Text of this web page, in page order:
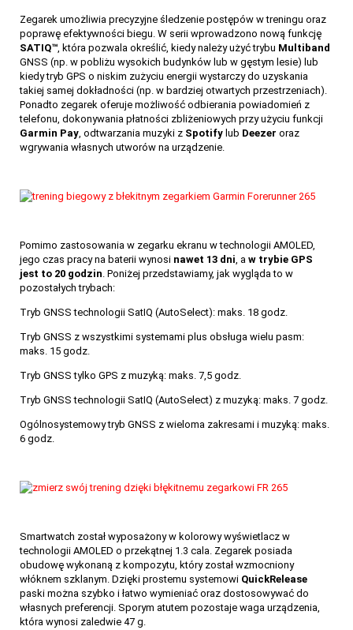
Zegarek umożliwia precyzyjne śledzenie postępów w treningu oraz
poprawę efektywności biegu. W serii wprowadzono nową funkcję
SATIQ™ , która pozwala określić, kiedy należy użyć trybu Multiband
GNSS (np. w pobliżu wysokich budynków lub w gęstym lesie) lub
kiedy tryb GPS o niskim zużyciu energii wystarczy do uzyskania
takiej samej dokładności (np. w bardziej otwartych przestrzeniach).
Ponadto zegarek oferuje możliwość odbierania powiadomień z
telefonu, dokonywania płatności zbliżeniowych przy użyciu funkcji
Garmin Pay , odtwarzania muzyki z Spotify lub Deezer oraz
wgrywania własnych utworów na urządzenie.
Pomimo zastosowania w zegarku ekranu w technologii AMOLED,
jego czas pracy na baterii wynosi nawet 13 dni , a w trybie GPS
jest to 20 godzin . Poniżej przedstawiamy, jak wygląda to w
pozostałych trybach:
Tryb GNSS technologii SatIQ (AutoSelect): maks. 18 godz.
Tryb GNSS z wszystkimi systemami plus obsługa wielu pasm:
maks. 15 godz.
Tryb GNSS tylko GPS z muzyką: maks. 7,5 godz.
Tryb GNSS technologii SatIQ (AutoSelect) z muzyką: maks. 7 godz.
Ogólnosystemowy tryb GNSS z wieloma zakresami i muzyką: maks.
6 godz.
Smartwatch został wyposażony w kolorowy wyświetlacz w
technologii AMOLED o przekątnej 1.3 cala. Zegarek posiada
obudowę wykonaną z kompozytu, który został wzmocniony
włóknem szklanym. Dzięki prostemu systemowi QuickRelease
paski można szybko i łatwo wymieniać oraz dostosowywać do
własnych preferencji. Sporym atutem pozostaje waga urządzenia,
która wynosi zaledwie 47 g.
151